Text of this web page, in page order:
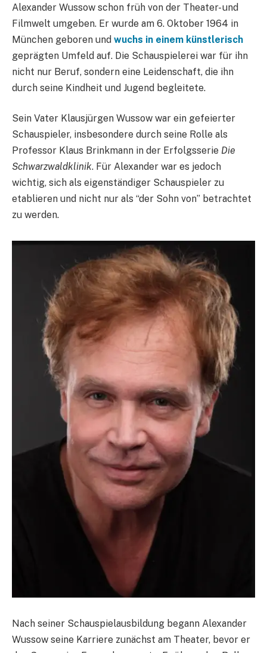
Alexander Wussow schon früh von der Theater- und
Filmwelt umgeben. Er wurde am 6. Oktober 1964 in
München geboren und wuchs in einem künstlerisch
geprägten Umfeld auf. Die Schauspielerei war für ihn
nicht nur Beruf, sondern eine Leidenschaft, die ihn
durch seine Kindheit und Jugend begleitete.
Sein Vater Klausjürgen Wussow war ein gefeierter
Schauspieler, insbesondere durch seine Rolle als
Professor Klaus Brinkmann in der Erfolgsserie Die
Schwarzwaldklinik. Für Alexander war es jedoch
wichtig, sich als eigenständiger Schauspieler zu
etablieren und nicht nur als “der Sohn von” betrachtet
zu werden.
Nach seiner Schauspielausbildung begann Alexander
Wussow seine Karriere zunächst am Theater, bevor er